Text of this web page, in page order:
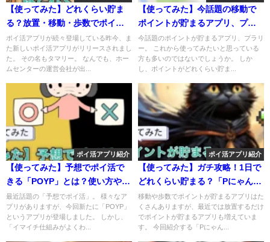
【使ってみた】どれくらい貯ま
る？放置・移動・歩数でポイン
トが貯まる「タマリー」を調査
ポイ活アプリが続々登場している昨今、ま
た新しいポイ活アプリがリリースされまし
た。 その名もタマリー。 なんでも、ホー
ムセンターの運営会社が出...
【使ってみた】今話題の移動で
ポイントが貯まるアプリ、プラ
リーとは？ポイントは貯まる？
今話題のポイントが貯まるアプリ、プラリ
ー。 これから使ってみたいと思っている
方も多いのではないでしょうか。 しか
し、ポイントがどれくらい貯ま...
ポイ活アプリ紹介
【使ってみた】予想でポイ活で
きる「POYP」とは？使い方や招
待コードなどを解説
最近話題の「予想でポイ活」。 様々なア
プリがありますが、今回新たに「POYP」
というアプリが登場しました。 しかし、
「イマイチ仕組みがよくわ...
ポイ活アプリ紹介
【使ってみた】ガチ攻略！1日で
どれくらい貯まる？「Pにゃんこ
と魔法のおつかい(ポイ活にゃん
こと魔法のおつかい)」を解説
移動や歩数でポイントが貯まるアプリはた
くさんありますが、最近では放置するだけ
でポイントが貯まるアプリも増えていま
す。 今回紹介する「Pにゃん...